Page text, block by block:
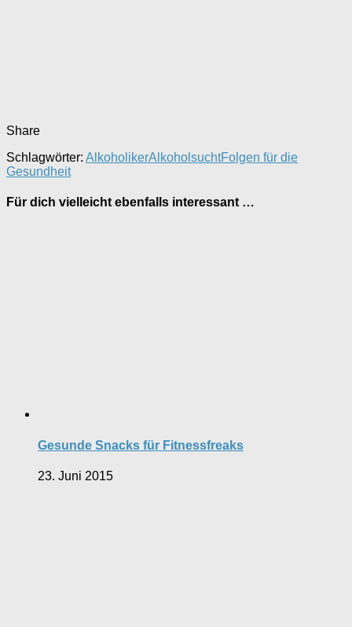
Share
Schlagwörter: AlkoholikerAlkoholsuchtFolgen für die
Gesundheit
Für dich vielleicht ebenfalls interessant …
Gesunde Snacks für Fitnessfreaks
23. Juni 2015